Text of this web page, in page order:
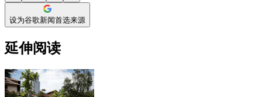
设为谷歌新闻首选来源
延伸阅读